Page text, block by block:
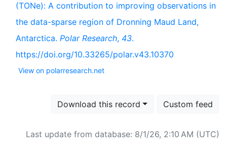
(TONe): A contribution to improving observations in
the data-sparse region of Dronning Maud Land,
Antarctica. Polar Research, 43.
https://doi.org/10.33265/polar.v43.10370
View on polarresearch.net
Download this record Custom feed
Last update from database: 8/1/26, 2:10 AM (UTC)